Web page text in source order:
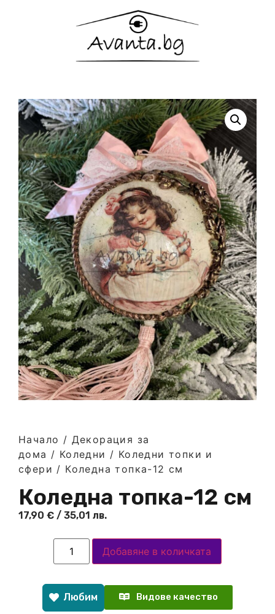
Начало / Декорация за
дома / Коледни / Коледни топки и
сфери / Коледна топка-12 см
Коледна топка-12 см
17,90 € / 35,01 лв.
Добавяне в количката
Любим Видове качество